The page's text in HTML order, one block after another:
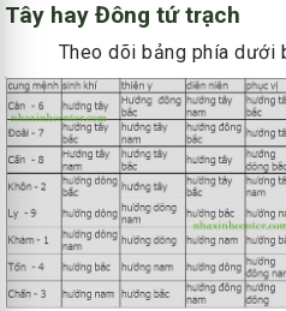
Tây hay Đông tứ trạch
Theo dõi bảng phía dưới